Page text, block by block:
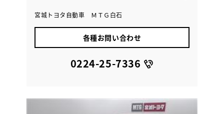
宮城トヨタ自動車 ＭＴＧ白石
各種お問い合わせ
0224-25-7336